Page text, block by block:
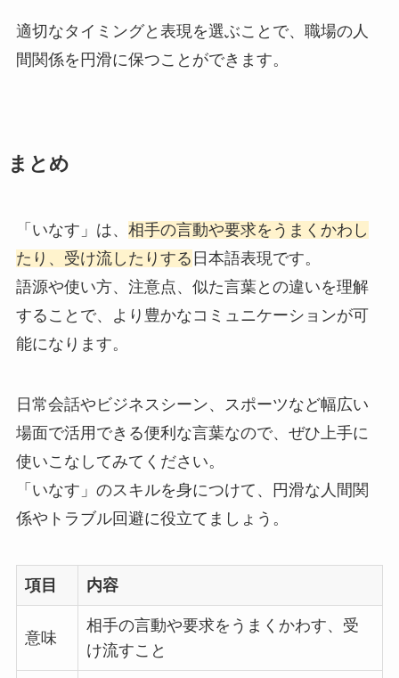
適切なタイミングと表現を選ぶことで、職場の人
間関係を円滑に保つことができます。
まとめ
「いなす」は、 相手の言動や要求をうまくかわし
たり、受け流したりする 日本語表現です。
語源や使い方、注意点、似た言葉との違いを理解
することで、より豊かなコミュニケーションが可
能になります。
日常会話やビジネスシーン、スポーツなど幅広い
場面で活用できる便利な言葉なので、ぜひ上手に
使いこなしてみてください。
「いなす」のスキルを身につけて、円滑な人間関
係やトラブル回避に役立てましょう。
項目 内容
意味
相手の言動や要求をうまくかわす、受
け流すこと